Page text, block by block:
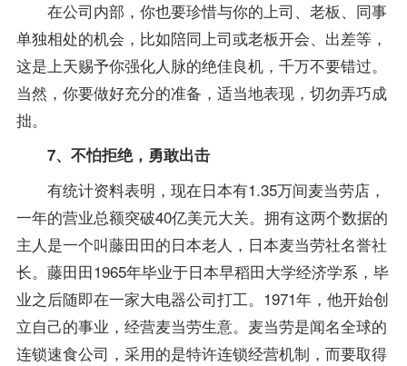
在公司内部，你也要珍惜与你的上司、老板、同事
单独相处的机会，比如陪同上司或老板开会、出差等，
这是上天赐予你强化人脉的绝佳良机，千万不要错过。
当然，你要做好充分的准备，适当地表现，切勿弄巧成
拙。
7、不怕拒绝，勇敢出击
有统计资料表明，现在日本有1.35万间麦当劳店，
一年的营业总额突破40亿美元大关。拥有这两个数据的
主人是一个叫藤田田的日本老人，日本麦当劳社名誉社
长。藤田田1965年毕业于日本早稻田大学经济学系，毕
业之后随即在一家大电器公司打工。1971年，他开始创
立自己的事业，经营麦当劳生意。麦当劳是闻名全球的
连锁速食公司，采用的是特许连锁经营机制，而要取得